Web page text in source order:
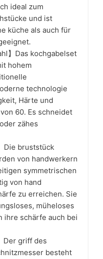
ideal zum
und ist
küche als auch für
】Das kochgabelset
hohem
technologie
Härte und
60. Es schneidet
zähes
Die bruststück
von handwerkern
symmetrischen
von hand
zu erreichen. Sie
müheloses
ihre schärfe auch bei
Der griff des
besteht